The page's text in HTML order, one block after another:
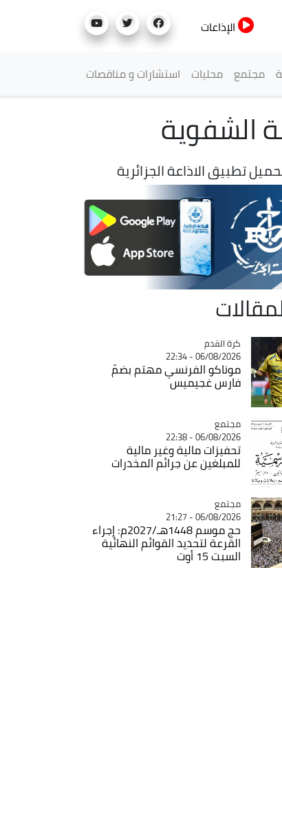
الإذاعات
مجتمع محليات استشارات و مناقصات
الشفوية
تطبيق الاذاعة الجزائرية
Catégorie
كرة القدم
06/08/2026 - 22:34
موناكو الفرنسي مهتم بضمّ
فارس غجيميس
Catégorie
مجتمع
06/08/2026 - 22:38
تحفيزات مالية وغير مالية
للمبلغين عن جرائم المخدرات
Catégorie
مجتمع
06/08/2026 - 21:27
حج موسم 1448هـ/2027م: إجراء
القرعة لتحديد القوائم النهائية
السبت 15 أوت